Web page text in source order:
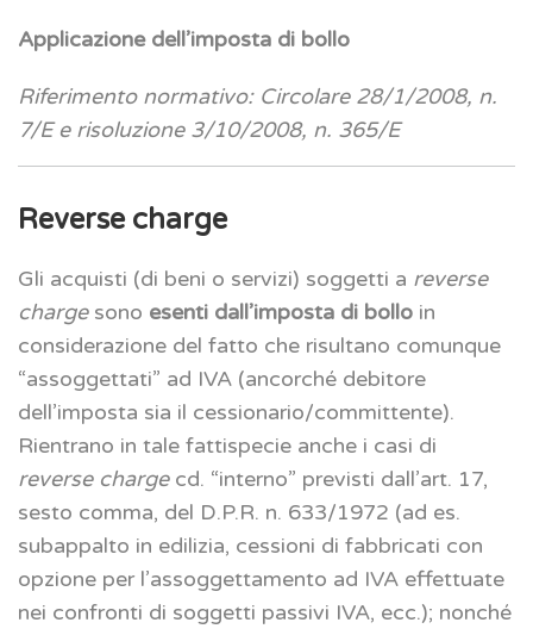
Applicazione dell’imposta di bollo
Riferimento normativo: Circolare 28/1/2008, n.
7/E e risoluzione 3/10/2008, n. 365/E
Reverse charge
Gli acquisti (di beni o servizi) soggetti a reverse
chargesono esenti dall’imposta di bollo in
considerazione del fatto che risultano comunque
“assoggettati” ad IVA (ancorché debitore
dell’imposta sia il cessionario/committente).
Rientrano in tale fattispecie anche i casi di
reverse chargecd. “interno” previsti dall’art. 17,
sesto comma, del D.P.R. n. 633/1972 (ad es.
subappalto in edilizia, cessioni di fabbricati con
opzione per l’assoggettamento ad IVA effettuate
nei confronti di soggetti passivi IVA, ecc.); nonché